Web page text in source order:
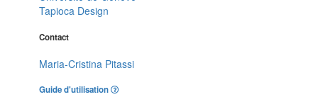
Tapioca Design
Contact
Maria-Cristina Pitassi
Guide d'utilisation